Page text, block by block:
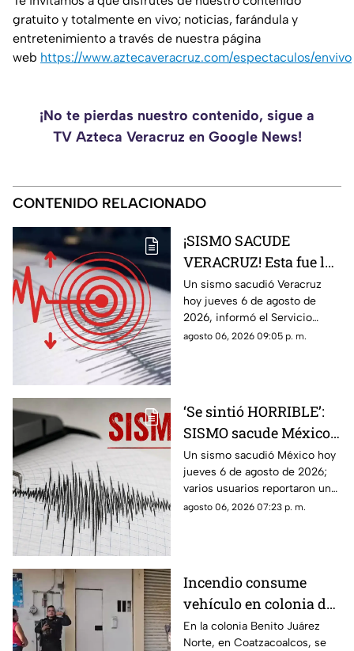
gratuito y totalmente en vivo; noticias, farándula y
entretenimiento a través de nuestra página
web https://www.aztecaveracruz.com/espectaculos/envivo
¡No te pierdas nuestro contenido, sigue a
TV Azteca Veracruz en Google News!
CONTENIDO RELACIONADO
¡SISMO SACUDE
VERACRUZ! Esta fue la
magnitud de la
sacudida hoy 6 de
agosto de 2026
Un sismo sacudió Veracruz
hoy jueves 6 de agosto de
2026, informó el Servicio
Sismológico Nacional.
agosto 06, 2026 09:05 p. m.
‘Se sintió HORRIBLE’:
SISMO sacude México
hoy 6 de agosto de 2026
¿Cuál fue la magnitud?
Un sismo sacudió México hoy
jueves 6 de agosto de 2026;
varios usuarios reportaron una
percepción fuerte y “horrible”.
agosto 06, 2026 07:23 p. m.
Incendio consume
vehículo en colonia de
Coatzacoalcos (+VIDEO)
En la colonia Benito Juárez
Norte, en Coatzacoalcos, se